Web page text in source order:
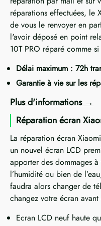
réparations effectuées, le
de vous le renvoyer en
l'avoir déposé en point
10T PRO réparé comme
Délai maximum : 72h
Garantie à vie sur les
Plus d'informations
Réparation écran
La réparation écran
un nouvel écran LCD
apporter des dommages
l’humidité ou bien de
faudra alors changer de
changez votre écran
Ecran LCD neuf haute